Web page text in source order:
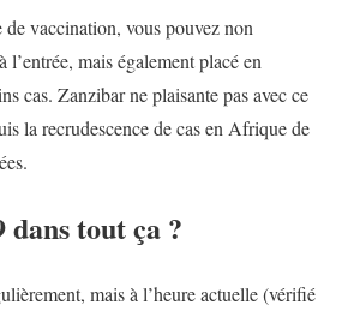
vaccination, vous pouvez non
l’entrée, mais également placé en
cas. Zanzibar ne plaisante pas avec ce
la recrudescence de cas en Afrique de
tout ça ?
mais à l’heure actuelle (vérifié